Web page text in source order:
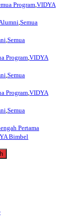
Program VIDYA
Semua
Semua
Program VIDYA
Semua
Program VIDYA
Semua
Pertama
Bimbel